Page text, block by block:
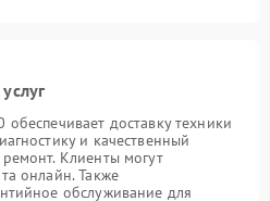
доставку техники
и качественный
Клиенты могут
онлайн. Также
обслуживание для